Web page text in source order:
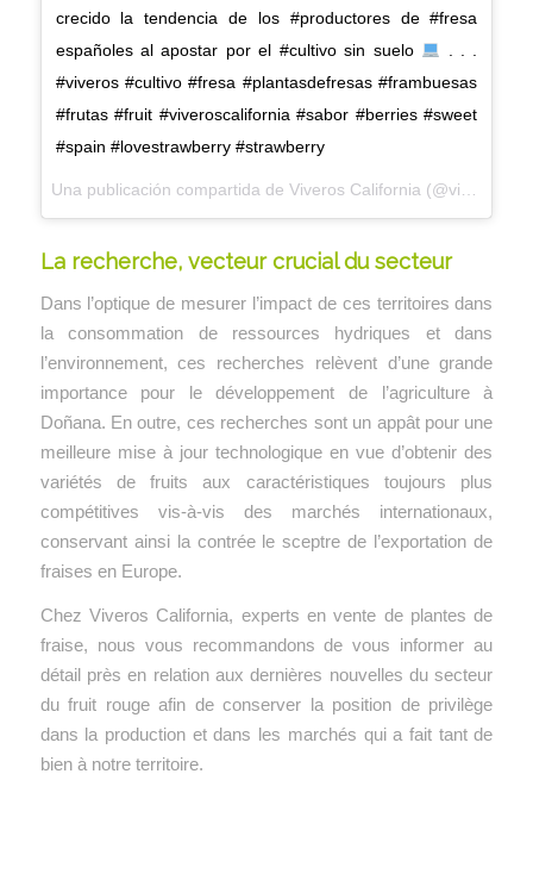
crecido la tendencia de los #productores de #fresa
españoles al apostar por el #cultivo sin suelo
#viveros #cultivo #fresa #plantasdefresas #frambuesas
#frutas #fruit #viveroscalifornia #sabor #berries #sweet
#spain #lovestrawberry #strawberry
Una publicación compartida de Viveros California (@viveroscalifornia) el
La recherche, vecteur crucial du secteur
Dans l’optique de mesurer l’impact de ces territoires dans
la consommation de ressources hydriques et dans
l’environnement, ces recherches relèvent d’une grande
importance pour le développement de l’agriculture à
Doñana. En outre, ces recherches sont un appât pour une
meilleure mise à jour technologique en vue d’obtenir des
variétés de fruits aux caractéristiques toujours plus
compétitives vis-à-vis des marchés internationaux,
conservant ainsi la contrée le sceptre de l’exportation de
fraises en Europe.
Chez Viveros California, experts en vente de plantes de
fraise, nous vous recommandons de vous informer au
détail près en relation aux dernières nouvelles du secteur
du fruit rouge afin de conserver la position de privilège
dans la production et dans les marchés qui a fait tant de
bien à notre territoire.